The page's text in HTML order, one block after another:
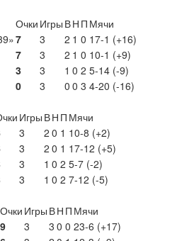
Очки Игры ВН П Мячи
7 3 2 1 0 17-1 (+16)
7 3 2 1 0 10-1 (+9)
3 3 1 0 2 5-14 (-9)
0 3 0 0 3 4-20 (-16)
Игры ВН П Мячи
3 2 0 1 10-8 (+2)
3 2 0 1 17-12 (+5)
3 1 0 2 5-7 (-2)
3 1 0 2 7-12 (-5)
Очки Игры ВН П Мячи
9 3 3 0 0 23-6 (+17)